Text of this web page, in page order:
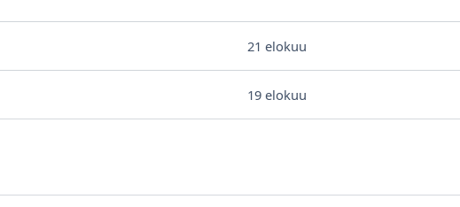
21 elokuu
19 elokuu